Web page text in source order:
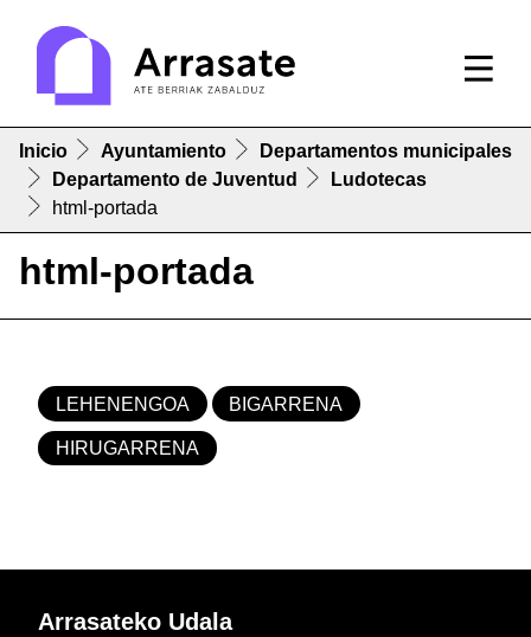
Inicio Ayuntamiento
Departamentos municipales
Departamento de Juventud
Ludotecas
html-portada
html-portada
LEHENENGOA BIGARRENA
HIRUGARRENA
Arrasateko Udala